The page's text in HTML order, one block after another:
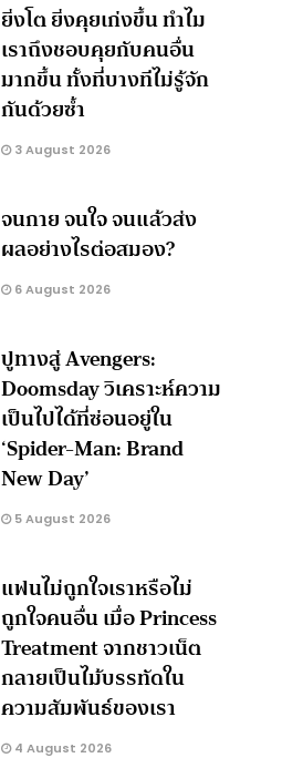
ยิ่งโต ยิ่งคุยเก่งขึ้น ทำไม
เราถึงชอบคุยกับคนอื่น
มากขึ้น ทั้งที่บางทีไม่รู้จัก
กันด้วยซ้ำ
3 August 2026
จนกาย จนใจ จนแล้วส่ง
ผลอย่างไรต่อสมอง?
6 August 2026
ปูทางสู่ Avengers:
Doomsday วิเคราะห์ความ
เป็นไปได้ที่ซ่อนอยู่ใน
‘Spider-Man: Brand
New Day’
5 August 2026
แฟนไม่ถูกใจเราหรือไม่
ถูกใจคนอื่น เมื่อ Princess
Treatment จากชาวเน็ต
กลายเป็นไม้บรรทัดใน
ความสัมพันธ์ของเรา
4 August 2026